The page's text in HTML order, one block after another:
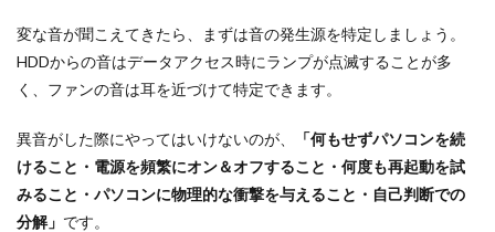
変な音が聞こえてきたら、まずは音の発生源を特定しましょう。
HDDからの音はデータアクセス時にランプが点滅することが多
く、ファンの音は耳を近づけて特定できます。
異音がした際にやってはいけないのが、
「何もせずパソコンを続
けること・電源を頻繁にオン＆オフすること・何度も再起動を試
みること・パソコンに物理的な衝撃を与えること・自己判断での
分解」 です。